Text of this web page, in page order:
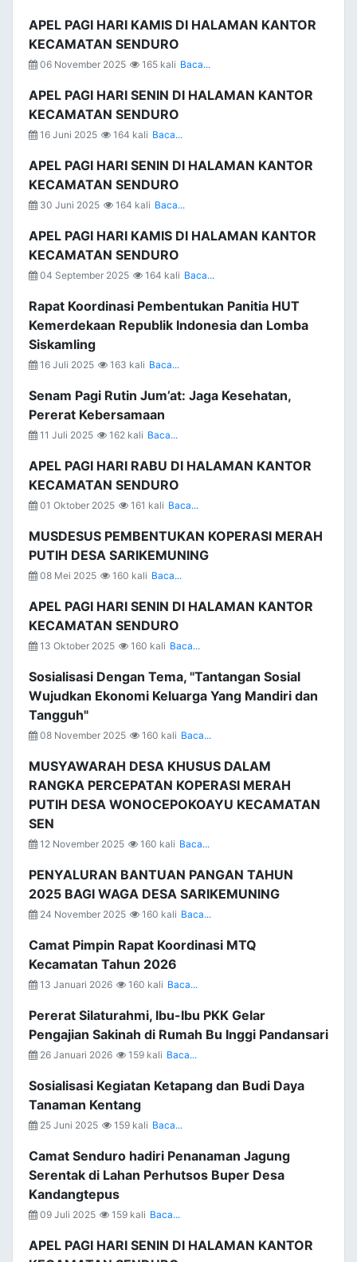
APEL PAGI HARI KAMIS DI HALAMAN KANTOR
KECAMATAN SENDURO
06 November 2025 165 kali Baca...
APEL PAGI HARI SENIN DI HALAMAN KANTOR
KECAMATAN SENDURO
16 Juni 2025 164 kali Baca...
APEL PAGI HARI SENIN DI HALAMAN KANTOR
KECAMATAN SENDURO
30 Juni 2025 164 kali Baca...
APEL PAGI HARI KAMIS DI HALAMAN KANTOR
KECAMATAN SENDURO
04 September 2025 164 kali Baca...
Rapat Koordinasi Pembentukan Panitia HUT
Kemerdekaan Republik Indonesia dan Lomba
Siskamling
16 Juli 2025 163 kali Baca...
Senam Pagi Rutin Jum’at: Jaga Kesehatan,
Pererat Kebersamaan
11 Juli 2025 162 kali Baca...
APEL PAGI HARI RABU DI HALAMAN KANTOR
KECAMATAN SENDURO
01 Oktober 2025 161 kali Baca...
MUSDESUS PEMBENTUKAN KOPERASI MERAH
PUTIH DESA SARIKEMUNING
08 Mei 2025 160 kali Baca...
APEL PAGI HARI SENIN DI HALAMAN KANTOR
KECAMATAN SENDURO
13 Oktober 2025 160 kali Baca...
Sosialisasi Dengan Tema, "Tantangan Sosial
Wujudkan Ekonomi Keluarga Yang Mandiri dan
Tangguh"
08 November 2025 160 kali Baca...
MUSYAWARAH DESA KHUSUS DALAM
RANGKA PERCEPATAN KOPERASI MERAH
PUTIH DESA WONOCEPOKOAYU KECAMATAN
SEN
12 November 2025 160 kali Baca...
PENYALURAN BANTUAN PANGAN TAHUN
2025 BAGI WAGA DESA SARIKEMUNING
24 November 2025 160 kali Baca...
Camat Pimpin Rapat Koordinasi MTQ
Kecamatan Tahun 2026
13 Januari 2026 160 kali Baca...
Pererat Silaturahmi, Ibu-Ibu PKK Gelar
Pengajian Sakinah di Rumah Bu Inggi Pandansari
26 Januari 2026 159 kali Baca...
Sosialisasi Kegiatan Ketapang dan Budi Daya
Tanaman Kentang
25 Juni 2025 159 kali Baca...
Camat Senduro hadiri Penanaman Jagung
Serentak di Lahan Perhutsos Buper Desa
Kandangtepus
09 Juli 2025 159 kali Baca...
APEL PAGI HARI SENIN DI HALAMAN KANTOR